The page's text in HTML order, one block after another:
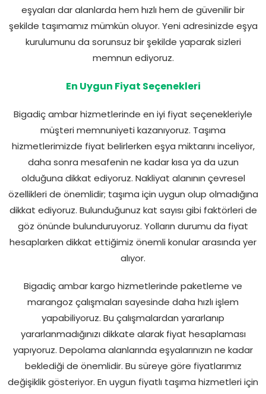
eşyaları dar alanlarda hem hızlı hem de güvenilir bir
şekilde taşımamız mümkün oluyor. Yeni adresinizde eşya
kurulumunu da sorunsuz bir şekilde yaparak sizleri
memnun ediyoruz.
En Uygun Fiyat Seçenekleri
Bigadiç ambar hizmetlerinde en iyi fiyat seçenekleriyle
müşteri memnuniyeti kazanıyoruz. Taşıma
hizmetlerimizde fiyat belirlerken eşya miktarını inceliyor,
daha sonra mesafenin ne kadar kısa ya da uzun
olduğuna dikkat ediyoruz. Nakliyat alanının çevresel
özellikleri de önemlidir; taşıma için uygun olup olmadığına
dikkat ediyoruz. Bulunduğunuz kat sayısı gibi faktörleri de
göz önünde bulunduruyoruz. Yolların durumu da fiyat
hesaplarken dikkat ettiğimiz önemli konular arasında yer
alıyor.
Bigadiç ambar kargo hizmetlerinde paketleme ve
marangoz çalışmaları sayesinde daha hızlı işlem
yapabiliyoruz. Bu çalışmalardan yararlanıp
yararlanmadığınızı dikkate alarak fiyat hesaplaması
yapıyoruz. Depolama alanlarında eşyalarınızın ne kadar
beklediği de önemlidir. Bu süreye göre fiyatlarımız
değişiklik gösteriyor. En uygun fiyatlı taşıma hizmetleri için